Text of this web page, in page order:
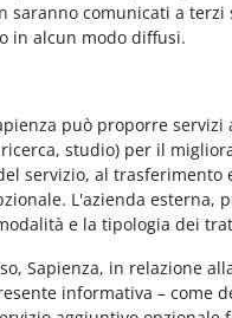
comunicati a
in alcun modo diffusi.
può proporre
studio) per il
servizio, al
L'azienda
e la tipologia dei
Sapienza, in relazione
informativa – come